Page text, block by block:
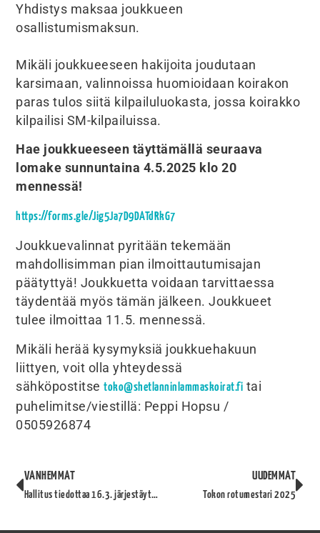
Yhdistys maksaa joukkueen
osallistumismaksun.
Mikäli joukkueeseen hakijoita joudutaan
karsimaan, valinnoissa huomioidaan koirakon
paras tulos siitä kilpailuluokasta, jossa koirakko
kilpailisi SM-kilpailuissa.
Hae joukkueeseen täyttämällä seuraava
lomake sunnuntaina 4.5.2025 klo 20
mennessä!
https://forms.gle/Jig5Ja7D9DATdRkG7
Joukkuevalinnat pyritään tekemään
mahdollisimman pian ilmoittautumisajan
päätyttyä! Joukkuetta voidaan tarvittaessa
täydentää myös tämän jälkeen. Joukkueet
tulee ilmoittaa 11.5. mennessä.
Mikäli herää kysymyksiä joukkuehakuun
liittyen, voit olla yhteydessä
sähköpostitsetoko@shetlanninlammaskoirat.fi tai
puhelimitse/viestillä: Peppi Hopsu /
0505926874
VANHEMMAT
Hallitus tiedottaa 16.3. järjestäytymiskokouksesta
UUDEMMAT
Tokon rotumestari 2025